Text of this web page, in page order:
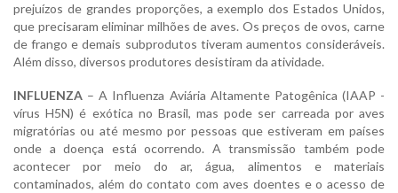
prejuízos de grandes proporções, a exemplo dos Estados Unidos,
que precisaram eliminar milhões de aves. Os preços de ovos, carne
de frango e demais subprodutos tiveram aumentos consideráveis.
Além disso, diversos produtores desistiram da atividade.
INFLUENZA – A Influenza Aviária Altamente Patogênica (IAAP -
vírus H5N) é exótica no Brasil, mas pode ser carreada por aves
migratórias ou até mesmo por pessoas que estiveram em países
onde a doença está ocorrendo. A transmissão também pode
acontecer por meio do ar, água, alimentos e materiais
contaminados, além do contato com aves doentes e o acesso de